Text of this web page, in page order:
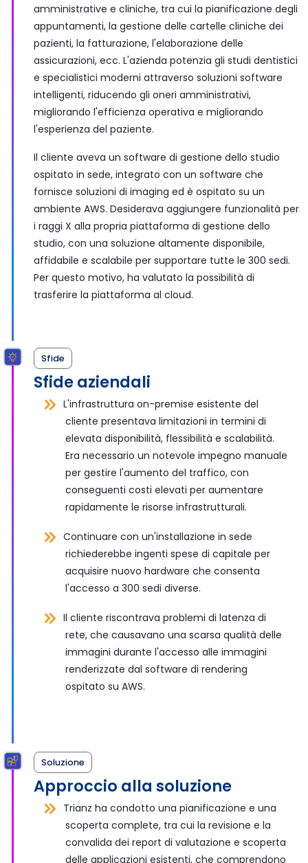
amministrative e cliniche, tra cui la pianificazione degli
appuntamenti, la gestione delle cartelle cliniche dei
pazienti, la fatturazione, l'elaborazione delle
assicurazioni, ecc. L'azienda potenzia gli studi dentistici
e specialistici moderni attraverso soluzioni software
intelligenti, riducendo gli oneri amministrativi,
migliorando l'efficienza operativa e migliorando
l'esperienza del paziente.
Il cliente aveva un software di gestione dello studio
ospitato in sede, integrato con un software che
fornisce soluzioni di imaging ed è ospitato su un
ambiente AWS. Desiderava aggiungere funzionalità per
i raggi X alla propria piattaforma di gestione dello
studio, con una soluzione altamente disponibile,
affidabile e scalabile per supportare tutte le 300 sedi.
Per questo motivo, ha valutato la possibilità di
trasferire la piattaforma al cloud.
Sfide
Sfide aziendali
L'infrastruttura on-premise esistente del
cliente presentava limitazioni in termini di
elevata disponibilità, flessibilità e scalabilità.
Era necessario un notevole impegno manuale
per gestire l'aumento del traffico, con
conseguenti costi elevati per aumentare
rapidamente le risorse infrastrutturali.
Continuare con un'installazione in sede
richiederebbe ingenti spese di capitale per
acquisire nuovo hardware che consenta
l'accesso a 300 sedi diverse.
Il cliente riscontrava problemi di latenza di
rete, che causavano una scarsa qualità delle
immagini durante l'accesso alle immagini
renderizzate dal software di rendering
ospitato su AWS.
Soluzione
Approccio alla soluzione
Trianz ha condotto una pianificazione e una
scoperta complete, tra cui la revisione e la
convalida dei report di valutazione e scoperta
delle applicazioni esistenti, che comprendono